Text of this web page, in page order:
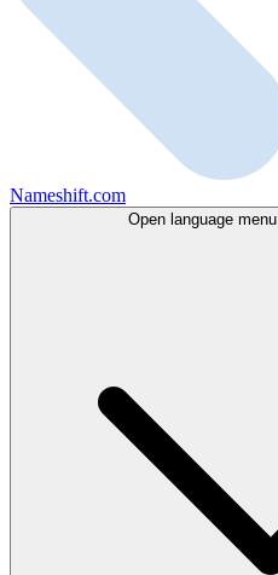
Nameshift.com
Open language menu